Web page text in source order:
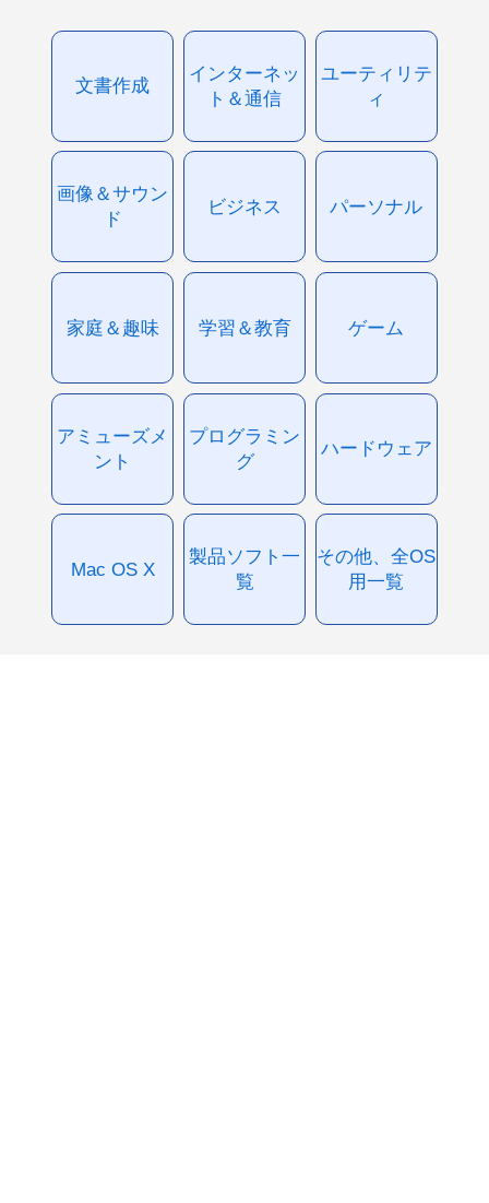
文書作成
インターネッ
ト＆通信
ユーティリテ
ィ
画像＆サウン
ド
ビジネス パーソナル
家庭＆趣味 学習＆教育 ゲーム
アミューズメ
ント
プログラミン
グ
ハードウェア
Mac OS X
製品ソフト一
覧
その他、全OS
用一覧